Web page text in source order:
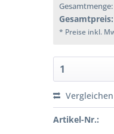
Gesamtmenge:
Gesamtpreis:
* Preise inkl.
Vergleichen
Artikel-Nr.: